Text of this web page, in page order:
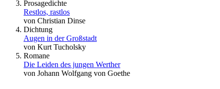
Prosagedichte
Restlos, rastlos
von Christian Dinse
Dichtung
Augen in der Großstadt
von Kurt Tucholsky
Romane
Die Leiden des jungen Werther
von Johann Wolfgang von Goethe